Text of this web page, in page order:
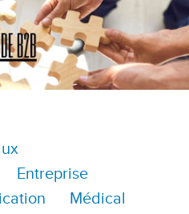
Entreprise
Médical